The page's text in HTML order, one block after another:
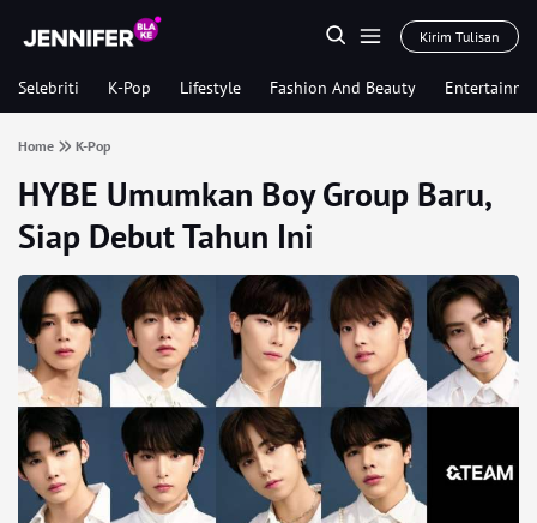
Kirim Tulisan
Selebriti K-Pop Lifestyle Fashion And Beauty
Home K-Pop
HYBE Umumkan Boy Group Baru,
Siap Debut Tahun Ini